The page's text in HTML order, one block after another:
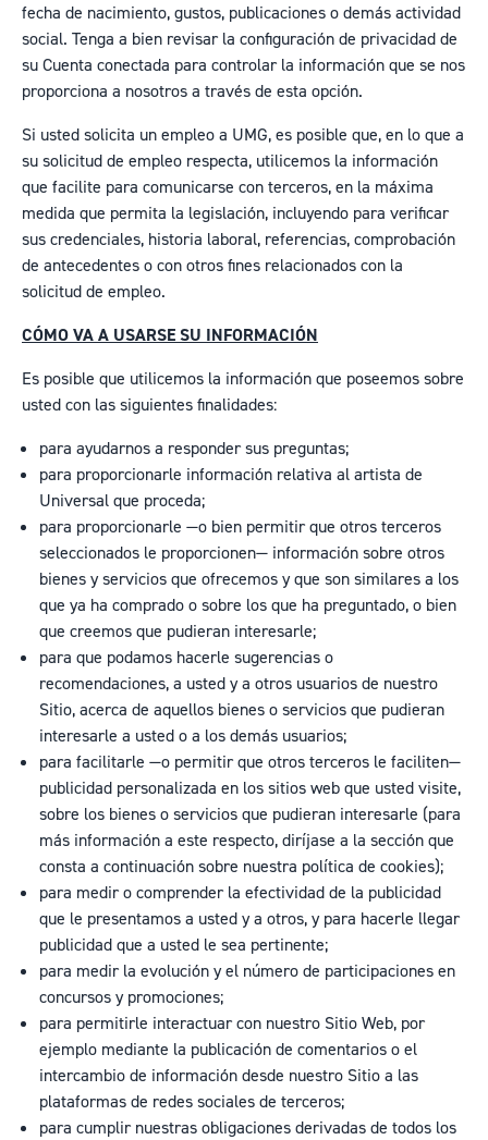
fecha de nacimiento, gustos, publicaciones o demás actividad
social. Tenga a bien revisar la configuración de privacidad de
su Cuenta conectada para controlar la información que se nos
proporciona a nosotros a través de esta opción.
Si usted solicita un empleo a UMG, es posible que, en lo que a
su solicitud de empleo respecta, utilicemos la información
que facilite para comunicarse con terceros, en la máxima
medida que permita la legislación, incluyendo para verificar
sus credenciales, historia laboral, referencias, comprobación
de antecedentes o con otros fines relacionados con la
solicitud de empleo.
CÓMO VA A USARSE SU INFORMACIÓN
Es posible que utilicemos la información que poseemos sobre
usted con las siguientes finalidades:
para ayudarnos a responder sus preguntas;
para proporcionarle información relativa al artista de
Universal que proceda;
para proporcionarle —o bien permitir que otros terceros
seleccionados le proporcionen— información sobre otros
bienes y servicios que ofrecemos y que son similares a los
que ya ha comprado o sobre los que ha preguntado, o bien
que creemos que pudieran interesarle;
para que podamos hacerle sugerencias o
recomendaciones, a usted y a otros usuarios de nuestro
Sitio, acerca de aquellos bienes o servicios que pudieran
interesarle a usted o a los demás usuarios;
para facilitarle —o permitir que otros terceros le faciliten—
publicidad personalizada en los sitios web que usted visite,
sobre los bienes o servicios que pudieran interesarle (para
más información a este respecto, diríjase a la sección que
consta a continuación sobre nuestra política de cookies);
para medir o comprender la efectividad de la publicidad
que le presentamos a usted y a otros, y para hacerle llegar
publicidad que a usted le sea pertinente;
para medir la evolución y el número de participaciones en
concursos y promociones;
para permitirle interactuar con nuestro Sitio Web, por
ejemplo mediante la publicación de comentarios o el
intercambio de información desde nuestro Sitio a las
plataformas de redes sociales de terceros;
para cumplir nuestras obligaciones derivadas de todos los